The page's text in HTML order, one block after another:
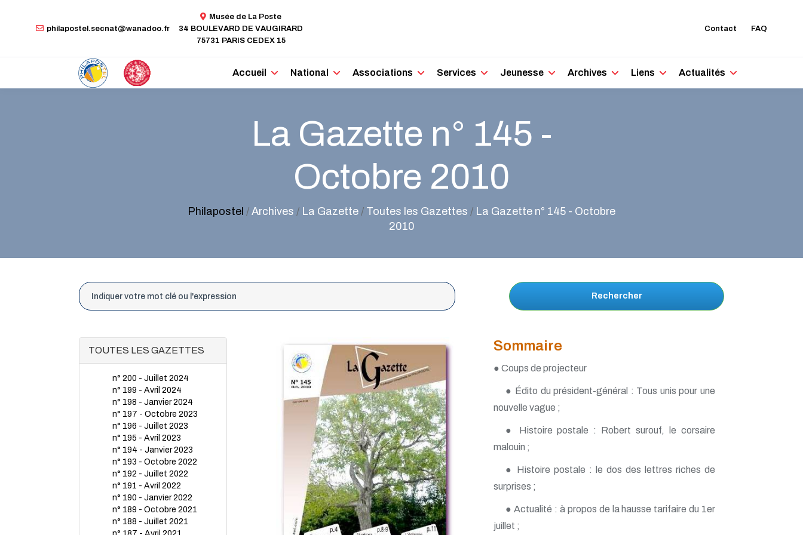
philapostel.secnat@wanadoo.fr
Musée de La Poste
34 BOULEVARD DE VAUGIRARD
75731 PARIS CEDEX 15
Contact FAQ
Accueil National Associations Services Jeunesse Archives Liens Actualités
La Gazette n° 145 -
Octobre 2010
Philapostel / Archives / La Gazette / Toutes les Gazettes / La Gazette n° 145 - Octobre
2010
Rechercher
TOUTES LES GAZETTES
n° 200 - Juillet 2024
n° 199 - Avril 2024
n° 198 - Janvier 2024
n° 197 - Octobre 2023
n° 196 - Juillet 2023
n° 195 - Avril 2023
n° 194 - Janvier 2023
n° 193 - Octobre 2022
n° 192 - Juillet 2022
n° 191 - Avril 2022
n° 190 - Janvier 2022
n° 189 - Octobre 2021
n° 188 - Juillet 2021
Sommaire
● Coups de projecteur
● Édito du président-général : Tous unis pour une
nouvelle vague ;
● Histoire postale : Robert surouf, le corsaire
malouin ;
● Histoire postale : le dos des lettres riches de
surprises ;
● Actualité : à propos de la hausse tarifaire du 1er
juillet ;